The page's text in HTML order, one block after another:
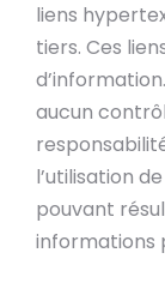
liens
tiers. Ces
aucun
l’utilisation
pouvant
informations